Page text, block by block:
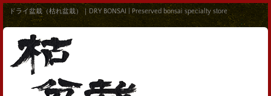
ドライ盆栽（枯れ盆栽）｜DRY BONSAI | Preserved bonsai specialty store